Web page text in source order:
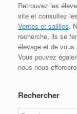
Retrouvez les
site et consultez
Ventes et saillies.
recherche, ils se
élevage et de vous
Vous pouvez
nous nous
Rechercher